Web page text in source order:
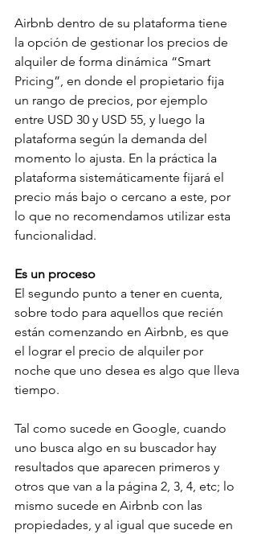
Airbnb dentro de su plataforma tiene
la opción de gestionar los precios de
alquiler de forma dinámica “Smart
Pricing”, en donde el propietario fija
un rango de precios, por ejemplo
entre USD 30 y USD 55, y luego la
plataforma según la demanda del
momento lo ajusta. En la práctica la
plataforma sistemáticamente fijará el
precio más bajo o cercano a este, por
lo que no recomendamos utilizar esta
funcionalidad.
Es un proceso
El segundo punto a tener en cuenta,
sobre todo para aquellos que recién
están comenzando en Airbnb, es que
el lograr el precio de alquiler por
noche que uno desea es algo que lleva
tiempo.
Tal como sucede en Google, cuando
uno busca algo en su buscador hay
resultados que aparecen primeros y
otros que van a la página 2, 3, 4, etc; lo
mismo sucede en Airbnb con las
propiedades, y al igual que sucede en